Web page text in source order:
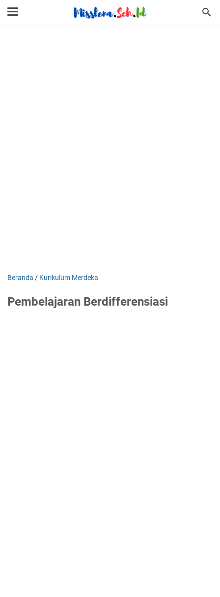
Beranda / Kurikulum Merdeka
Pembelajaran Berdifferensiasi